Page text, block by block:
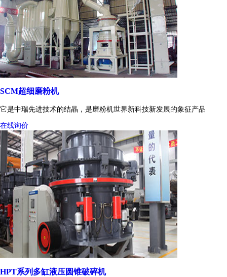
SCM超细磨粉机
它是中瑞先进技术的结晶，是磨粉机世界新科技新发展的象征产品
在线询价
HPT系列多缸液压圆锥破碎机